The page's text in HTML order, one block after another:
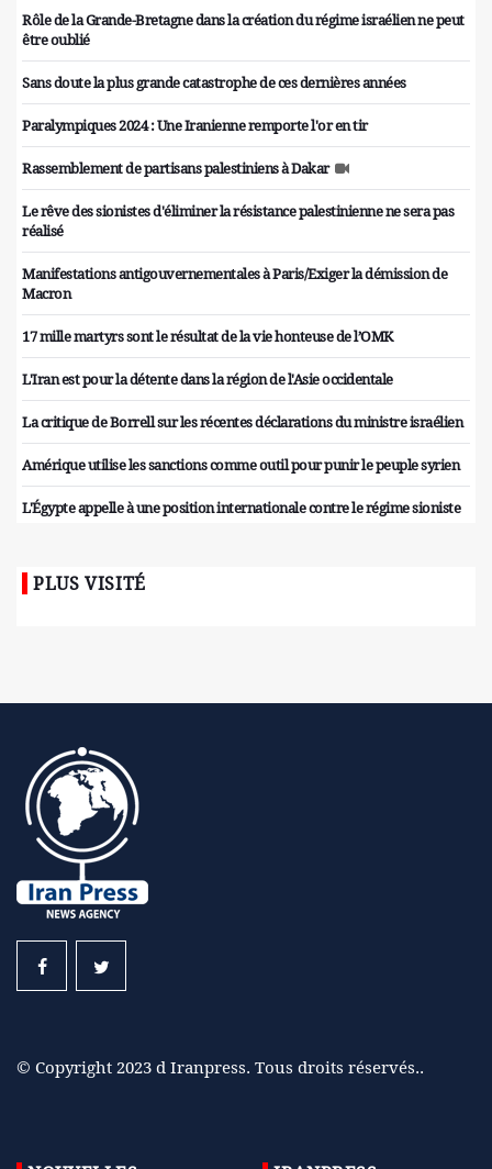
Rôle de la Grande-Bretagne dans la création du régime israélien ne peut
être oublié
Sans doute la plus grande catastrophe de ces dernières années
Paralympiques 2024 : Une Iranienne remporte l'or en tir
Rassemblement de partisans palestiniens à Dakar
Le rêve des sionistes d'éliminer la résistance palestinienne ne sera pas
réalisé
Manifestations antigouvernementales à Paris/Exiger la démission de
Macron
17 mille martyrs sont le résultat de la vie honteuse de l’OMK
L'Iran est pour la détente dans la région de l'Asie occidentale
La critique de Borrell sur les récentes déclarations du ministre israélien
Amérique utilise les sanctions comme outil pour punir le peuple syrien
L'Égypte appelle à une position internationale contre le régime sioniste
PLUS VISITÉ
© Copyright 2023 d Iranpress. Tous droits réservés..